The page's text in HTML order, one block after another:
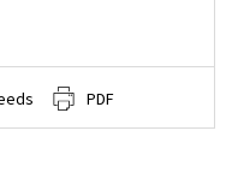
PDF